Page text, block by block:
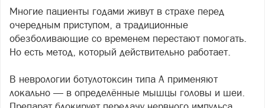
Многие пациенты годами живут в страхе перед
очередным приступом, а традиционные
обезболивающие со временем перестают помогать.
Но есть метод, который действительно работает.
В неврологии ботулотоксин типа А применяют
локально — в определённые мышцы головы и шеи.